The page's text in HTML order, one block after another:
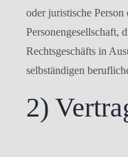
oder juristische Person
Personengesellschaft,
Rechtsgeschäfts in
selbständigen
2)